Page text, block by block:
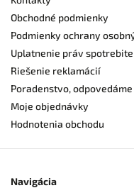
Obchodné podmienky
Podmienky ochrany
Uplatnenie práv
Riešenie reklamácií
Poradenstvo,
Moje objednávky
Hodnotenia obchodu
Navigácia